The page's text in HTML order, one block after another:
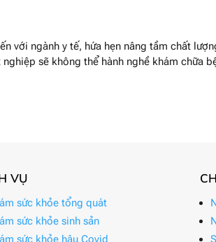
với ngành y tế, hứa hẹn nâng tầm chất
sẽ không thể hành nghề khám chữa
VỤ
sức khỏe tổng quát
sức khỏe sinh sản